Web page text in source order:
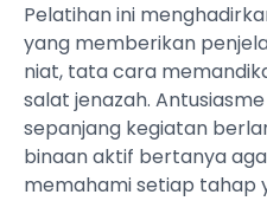
Pelatihan ini
yang memberikan
niat, tata cara
salat jenazah.
sepanjang kegiatan
binaan aktif bertanya
memahami setiap tahap